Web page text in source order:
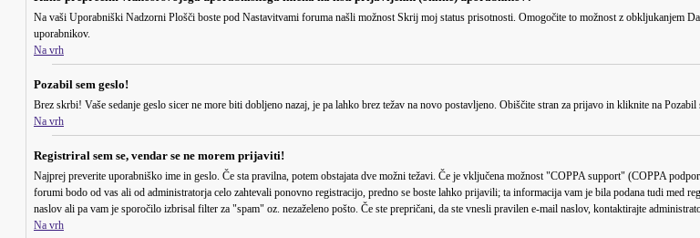
Na vaši Uporabniški Nadzorni Plošči boste pod Nastavitvami foruma našli možnostSkrij moj status prisotnosti. Omogočite to možnost z obkljukanjem Da
uporabnikov.
Na vrh
Pozabil sem geslo!
Brez skrbi! Vaše sedanje geslo sicer ne more biti dobljeno nazaj, je pa lahko brez težav na novo postavljeno. Obiščite stran za prijavo in kliknite na Pozabil
Na vrh
Registriral sem se, vendar se ne morem prijaviti!
Najprej preverite uporabniško ime in geslo. Če sta pravilna, potem obstajata dve možni težavi. Če je vključena možnost "COPPA support" (COPPA
forumi bodo od vas ali od administratorja celo zahtevali ponovno registracijo, predno se boste lahko prijavili; ta informacija vam je bila podana tudi med
naslov ali pa vam je sporočilo izbrisal filter za "spam" oz. nezaželeno pošto. Če ste prepričani, da ste vnesli pravilen e-mail naslov, kontaktirajte
Na vrh